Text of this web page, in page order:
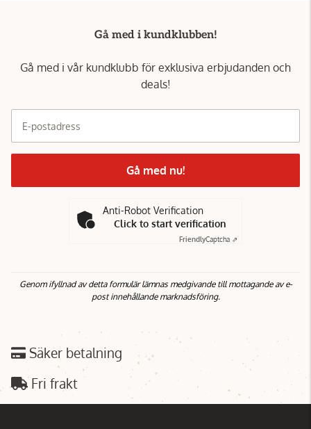
Gå med i kundklubben!
Gå med i vår kundklubb för exklusiva erbjudanden och
deals!
E-postadress
Gå med nu!
Anti-Robot Verification
Click to start verification
FriendlyCaptcha ⇗
Genom ifyllnad av detta formulär lämnas medgivande till mottagande av e-
post innehållande marknadsföring.
Säker betalning
Fri frakt